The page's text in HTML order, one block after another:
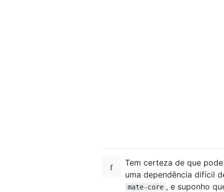
Tem certeza de que
uma dependência difícil
mate-core , e suponho